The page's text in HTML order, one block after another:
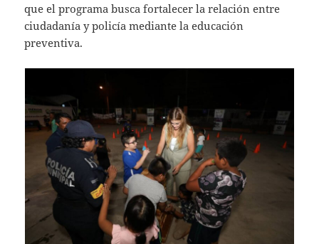
que el programa busca fortalecer la relación entre
ciudadanía y policía mediante la educación
preventiva.